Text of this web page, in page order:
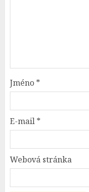
Jméno *
E-mail *
Webová stránka